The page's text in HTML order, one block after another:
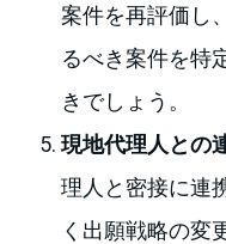
案件を再評価し
るべき案件を特
きでしょう。
現地代理人との
理人と密接に連
く出願戦略の変